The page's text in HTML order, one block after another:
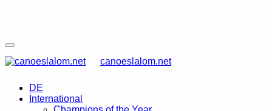
canoeslalom.net
DE
International